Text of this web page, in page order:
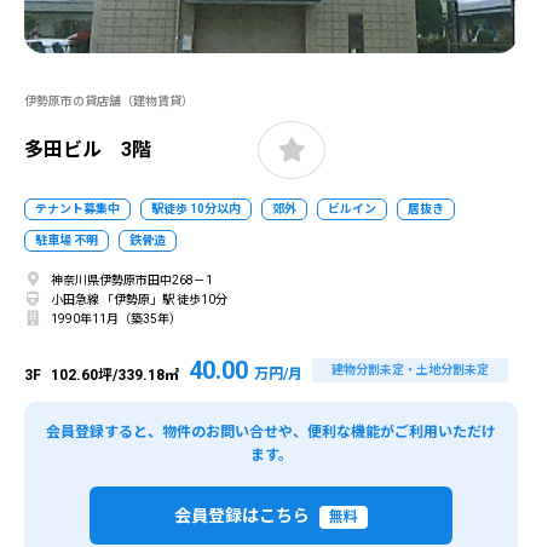
伊勢原市の貸店舗（建物賃貸）
多田ビル 3階
テナント募集中 駅徒歩 10分以内 郊外 ビルイン 居抜き
駐車場 不明 鉄骨造
神奈川県伊勢原市田中268－1
小田急線 「伊勢原」駅 徒歩10分
1990年11月（築35年）
3F 102.60坪/339.18㎡ 40.00 万円/月 建物分割未定・土地分割未定
会員登録すると、物件のお問い合せや、便利な機能がご利用いただけ
ます。
会員登録はこちら 無料